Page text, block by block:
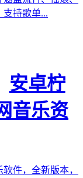
持歌单...
安卓柠
音乐资
件，全新版本，